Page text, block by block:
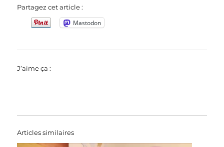
Partagez cet article :
Mastodon
J’aime ça :
Articles similaires